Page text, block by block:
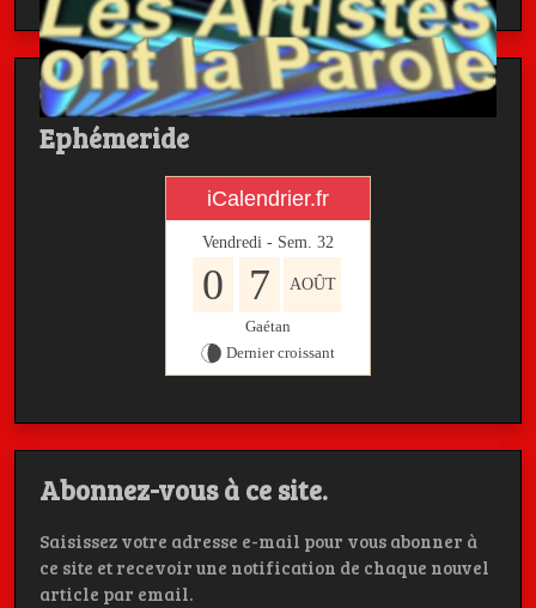
Ephémeride
iCalendrier.fr
Vendredi - Sem. 32
0 7 AOÛT
Gaétan
Dernier croissant
Abonnez-vous à ce site.
Saisissez votre adresse e-mail pour vous abonner à
ce site et recevoir une notification de chaque nouvel
article par email.